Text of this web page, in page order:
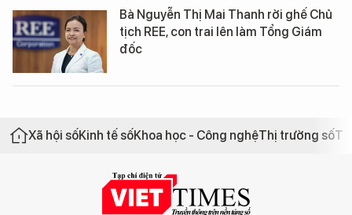
Bà Nguyễn Thị Mai Thanh rời ghế Chủ
tịch REE, con trai lên làm Tổng Giám
đốc
Xã hội sốKinh tế sốKhoa học - Công nghệThị trường số